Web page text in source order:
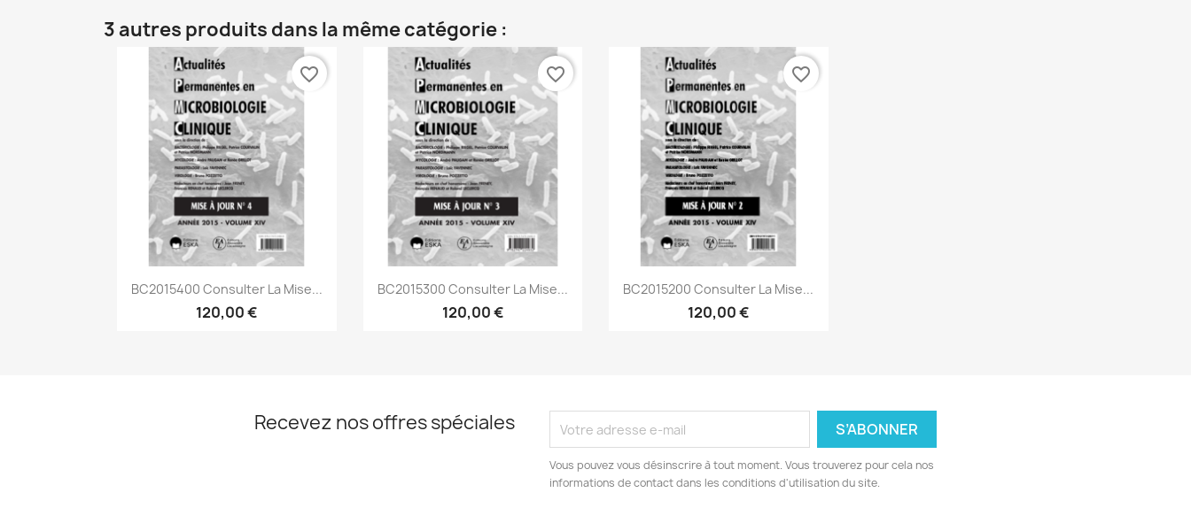
3 autres produits dans la même catégorie :
Aperçu rapide
BC2015400 Consulter La Mise...
120,00 €
favorite_border
Aperçu rapide
BC2015300 Consulter La Mise...
120,00 €
favorite_border
Aperçu rapide
BC2015200 Consulter La Mise...
120,00 €
favorite_border
Recevez nos offres spéciales
Vous pouvez vous désinscrire à tout moment. Vous trouverez pour cela nos
informations de contact dans les conditions d'utilisation du site.